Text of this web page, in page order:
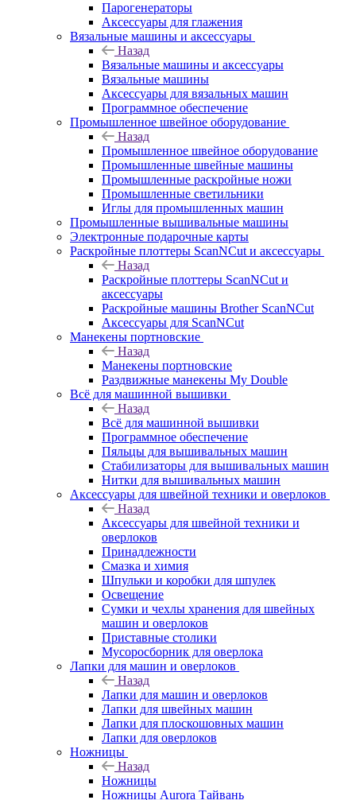
Парогенераторы
Аксессуары для глажения
Вязальные машины и аксессуары
Назад
Вязальные машины и аксессуары
Вязальные машины
Аксессуары для вязальных машин
Программное обеспечение
Промышленное швейное оборудование
Назад
Промышленное швейное оборудование
Промышленные швейные машины
Промышленные раскройные ножи
Промышленные светильники
Иглы для промышленных машин
Промышленные вышивальные машины
Электронные подарочные карты
Раскройные плоттеры ScanNCut и аксессуары
Назад
Раскройные плоттеры ScanNCut и
аксессуары
Раскройные машины Brother ScanNCut
Аксессуары для ScanNCut
Манекены портновские
Назад
Манекены портновские
Раздвижные манекены My Double
Всё для машинной вышивки
Назад
Всё для машинной вышивки
Программное обеспечение
Пяльцы для вышивальных машин
Стабилизаторы для вышивальных машин
Нитки для вышивальных машин
Аксессуары для швейной техники и оверлоков
Назад
Аксессуары для швейной техники и
оверлоков
Принадлежности
Смазка и химия
Шпульки и коробки для шпулек
Освещение
Сумки и чехлы хранения для швейных
машин и оверлоков
Приставные столики
Мусоросборник для оверлока
Лапки для машин и оверлоков
Назад
Лапки для машин и оверлоков
Лапки для швейных машин
Лапки для плоскошовных машин
Лапки для оверлоков
Ножницы
Назад
Ножницы
Ножницы Aurora Тайвань